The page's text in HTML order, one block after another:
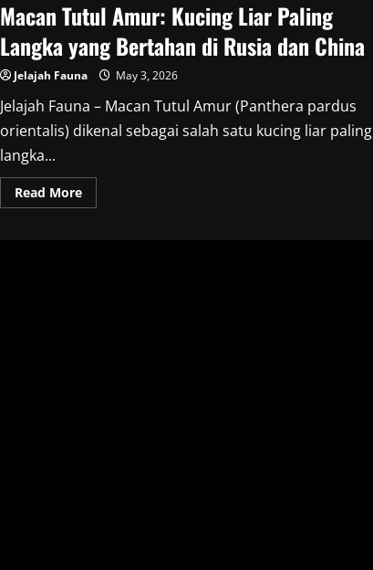
Macan Tutul Amur: Kucing Liar Paling
Langka yang Bertahan di Rusia dan China
Jelajah Fauna May 3, 2026
Jelajah Fauna – Macan Tutul Amur (Panthera pardus
orientalis) dikenal sebagai salah satu kucing liar paling
langka...
Read MoreRead
more